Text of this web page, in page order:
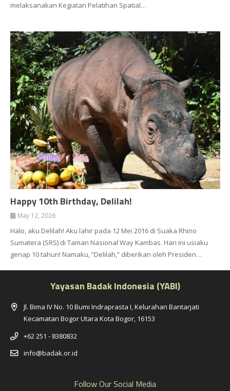
melaksanakan Kegiatan Pelatihan Spatial…
Happy 10th Birthday, Delilah!
May 12, 2026
Halo, aku Delilah! Aku lahir pada 12 Mei 2016 di Suaka Rhino
Sumatera (SRS) di Taman Nasional Way Kambas. Hari ini usiaku
genap 10 tahun! Namaku, “Delilah,” diberikan oleh Presiden…
Yayasan Badak Indonesia (YABI)
Jl. Bima IV No. 10 Bumi Indraprasta I, Kelurahan Bantarjati
Kecamatan Bogor Utara Kota Bogor, 16153
+62 251 - 8380832
info@badak.or.id
Follow Our Social Media